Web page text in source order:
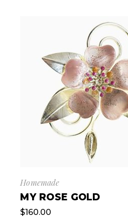
Homemade
MY ROSE GOLD
$160.00